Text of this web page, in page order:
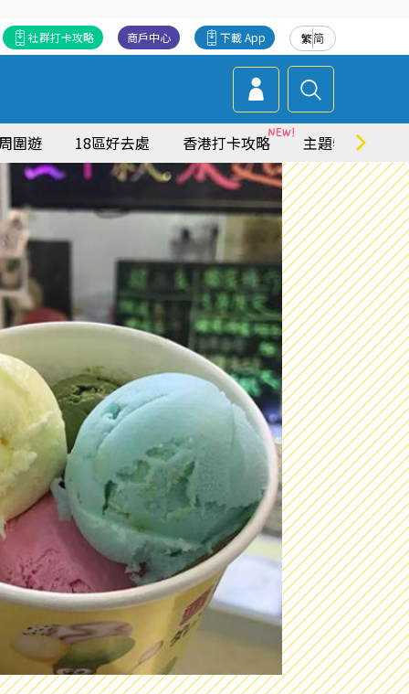
繁简
下載 App
商戶中心
社群打卡攻略
圍遊 18區好去處 香港打卡攻略 主題特集